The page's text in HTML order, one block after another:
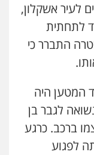
וחקירות
לעיר אשקלון,
לתחתית
התברר כי
המטען היה
לגבר בן
ברכב. כרגע
לפגוע